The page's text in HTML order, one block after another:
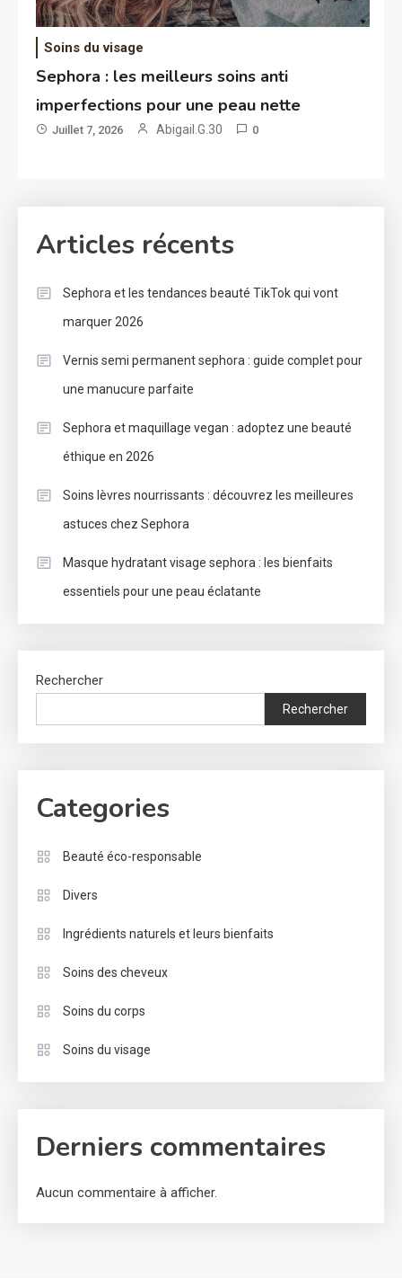
Soins du visage
Sephora : les meilleurs soins anti
imperfections pour une peau nette
Juillet 7, 2026 Abigail.G.30 0
Articles récents
Sephora et les tendances beauté TikTok qui vont
marquer 2026
Vernis semi permanent sephora : guide complet pour
une manucure parfaite
Sephora et maquillage vegan : adoptez une beauté
éthique en 2026
Soins lèvres nourrissants : découvrez les meilleures
astuces chez Sephora
Masque hydratant visage sephora : les bienfaits
essentiels pour une peau éclatante
Rechercher
Rechercher
Categories
Beauté éco-responsable
Divers
Ingrédients naturels et leurs bienfaits
Soins des cheveux
Soins du corps
Soins du visage
Derniers commentaires
Aucun commentaire à afficher.